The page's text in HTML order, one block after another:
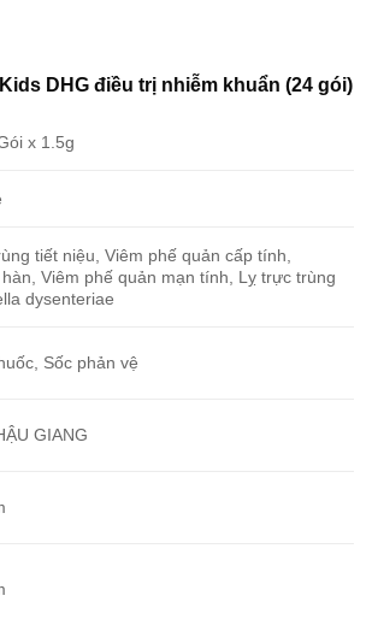
DHG điều trị nhiễm khuẩn (24 gói)
x 1.5g
tiết niệu, Viêm phế quản cấp tính,
Viêm phế quản mạn tính, Lỵ trực trùng
dysenteriae
Sốc phản vệ
GIANG